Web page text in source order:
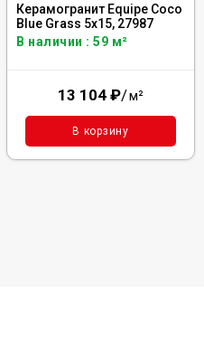
Керамогранит Equipe Coco
Blue Grass 5x15, 27987
В наличии : 59 м²
13 104 ₽/м²
В корзину